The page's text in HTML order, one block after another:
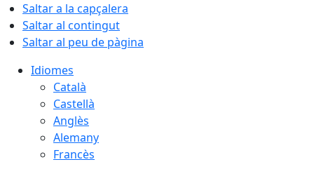
Saltar a la capçalera
Saltar al contingut
Saltar al peu de pàgina
Idiomes
Català
Castellà
Anglès
Alemany
Francès